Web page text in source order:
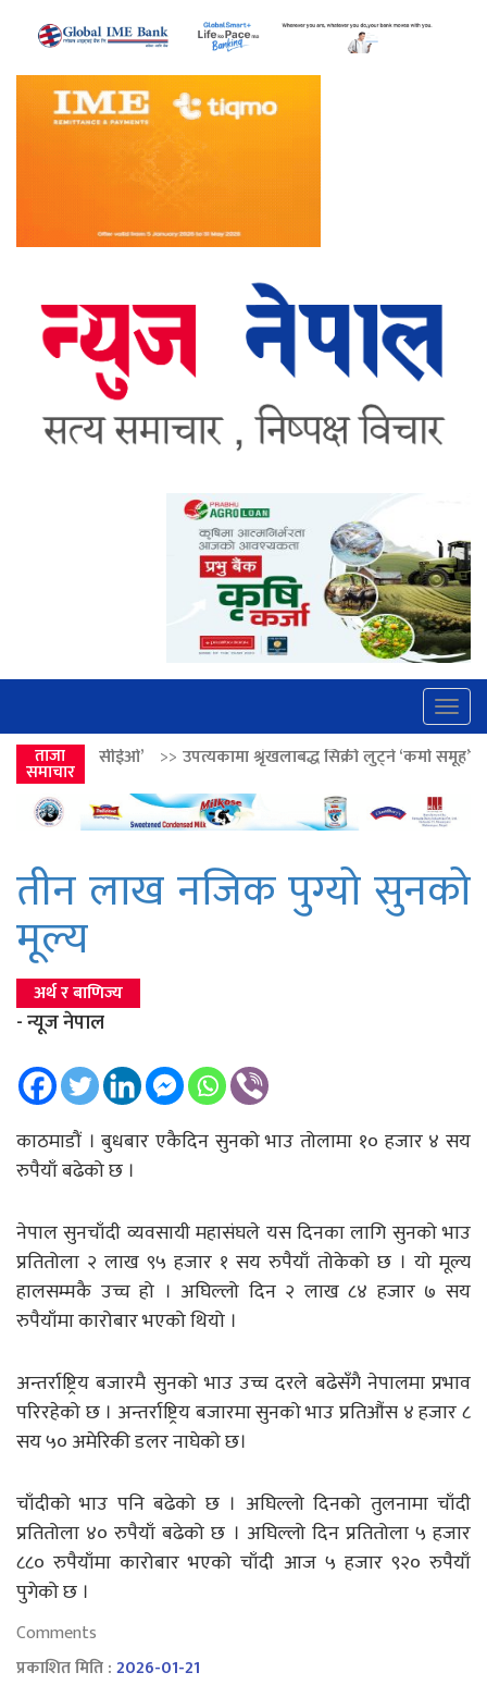
ताजा
समाचार
>>उपत्यकामा श्रृंखलाबद्ध सिक्री लुट्ने ‘कर्मा समूह’का नाइकेसहित पाँच
तीन लाख नजिक पुग्यो सुनको
मूल्य
अर्थ र बाणिज्य
- न्यूज नेपाल
काठमाडौं । बुधबार एकैदिन सुनको भाउ तोलामा १० हजार ४ सय
रुपैयाँ बढेको छ ।
नेपाल सुनचाँदी व्यवसायी महासंघले यस दिनका लागि सुनको भाउ
प्रतितोला २ लाख ९५ हजार १ सय रुपैयाँ तोकेको छ । यो मूल्य
हालसम्मकै उच्च हो । अघिल्लो दिन २ लाख ८४ हजार ७ सय
रुपैयाँमा कारोबार भएको थियो ।
अन्तर्राष्ट्रिय बजारमै सुनको भाउ उच्च दरले बढेसँगै नेपालमा प्रभाव
परिरहेको छ । अन्तर्राष्ट्रिय बजारमा सुनको भाउ प्रतिऔंस ४ हजार ८
सय ५० अमेरिकी डलर नाघेको छ।
चाँदीको भाउ पनि बढेको छ । अघिल्लो दिनको तुलनामा चाँदी
प्रतितोला ४० रुपैयाँ बढेको छ । अघिल्लो दिन प्रतितोला ५ हजार
८८० रुपैयाँमा कारोबार भएको चाँदी आज ५ हजार ९२० रुपैयाँ
पुगेको छ ।
Comments
प्रकाशित मिति :2026-01-21